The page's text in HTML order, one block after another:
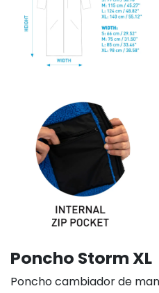
Poncho Storm XL
Poncho cambiador de